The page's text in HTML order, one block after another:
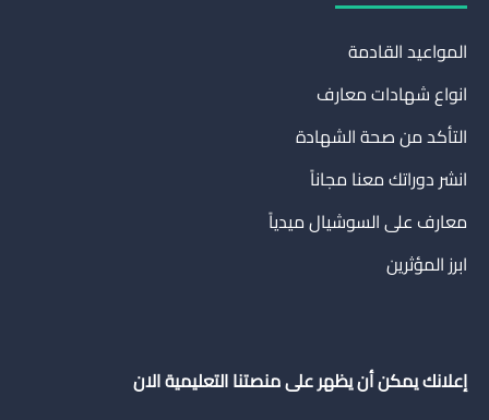
المواعيد القادمة
انواع شهادات معارف
التأكد من صحة الشهادة
انشر دوراتك معنا مجاناً
معارف على السوشيال ميدياً
ابرز المؤثرين
إعلانك يمكن أن يظهر على منصتنا التعليمية الان